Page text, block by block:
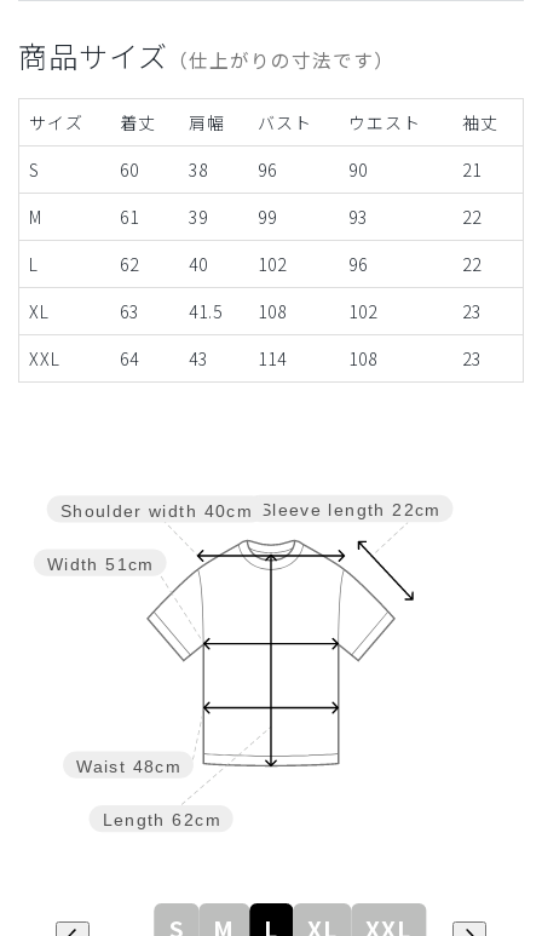
商品サイズ （仕上がりの寸法です）
サイズ 着丈 肩幅 バスト ウエスト
袖丈
S
60 38 96 90
21
M
61 39 99 93
22
L
62 40 102 96
22
XL
63 41.5 108 102
23
XXL
64 43 114 108 23
Sleeve length 22cm
Length 62cm
Waist 48cm
Width 51cm
Shoulder width 40cm
S M L XL XXL